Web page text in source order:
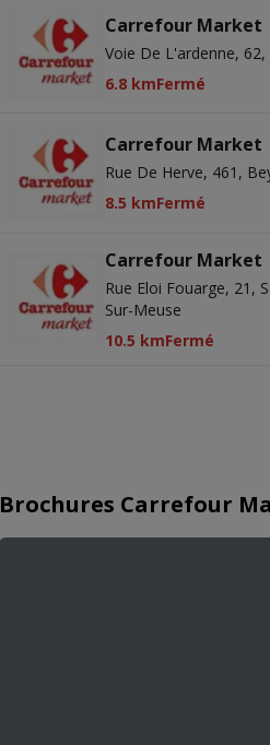
Carrefour Market
Voie De L'ardenne,
6.8 kmFermé
Carrefour Market
Rue De Herve, 461,
8.5 kmFermé
Carrefour Market
Rue Eloi Fouarge, 21,
Sur-Meuse
10.5 kmFermé
Brochures Carrefour